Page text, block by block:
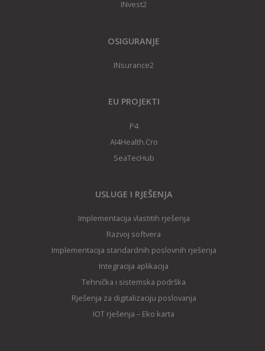
INvest2
OSIGURANJE
INsurance2
EU PROJEKTI
P4
AI4Health.Cro
SeaTecHub
USLUGE I RJEŠENJA
Implementacija vlastitih rješenja
Razvoj softvera
Implementacija standardnih poslovnih rješenja
Integracija aplikacija
Tehnička i sistemska podrška
Rješenja za digitalizaciju poslovanja
IOT rješenja – Eko karta